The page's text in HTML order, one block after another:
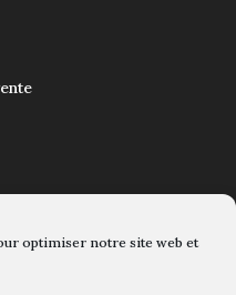
optimiser notre site web et